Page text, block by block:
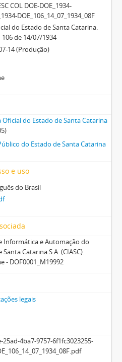
COL DOE-DOE_1934-
DOE_106_14_07_1934_08F
do Estado de Santa Catarina.
106 de 14/07/1934
14 (Produção)
Oficial do Estado de Santa Catarina
do Estado de Santa Catarina
e uso
do Brasil
Informática e Automação do
Santa Catarina S.A. (CIASC).
- DOF0001_M19992
legais
25ad-4ba7-9757-6f1fc3023255-